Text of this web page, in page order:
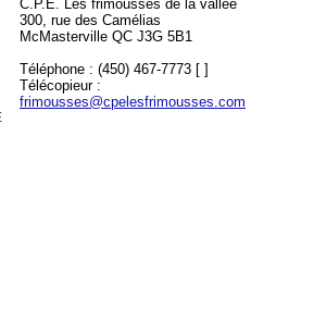
C.P.E. Les frimousses de la vallée
300, rue des Camélias
McMasterville QC J3G 5B1
Téléphone : (450) 467-7773 [ ]
Télécopieur :
frimousses@cpelesfrimousses.com